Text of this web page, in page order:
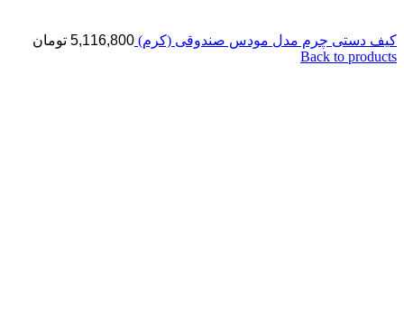
کیف دستی چرم مدل مودس صندوقی (کرم) 5,116,800 تومان
Back to products